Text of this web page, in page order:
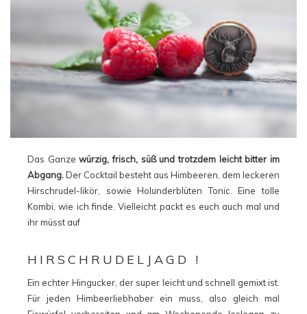
Das Ganzewürzig, frisch, süß und trotzdem leicht bitter im
Abgang.Der Cocktail besteht aus Himbeeren, dem leckeren
Hirschrudel-likör, sowie Holunderblüten Tonic. Eine tolle
Kombi, wie ich finde. Vielleicht packt es euch auch mal und
ihr müsst auf
HIRSCHRUDELJAGD !
Ein echter Hingucker, der super leicht und schnell gemixt ist.
Für jeden Himbeerliebhaber ein muss, also gleich mal